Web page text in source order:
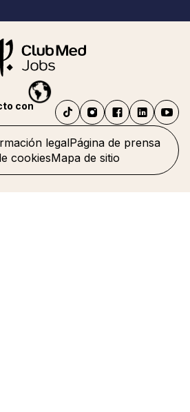
legalPágina de prensa
cookiesMapa de sitio
con